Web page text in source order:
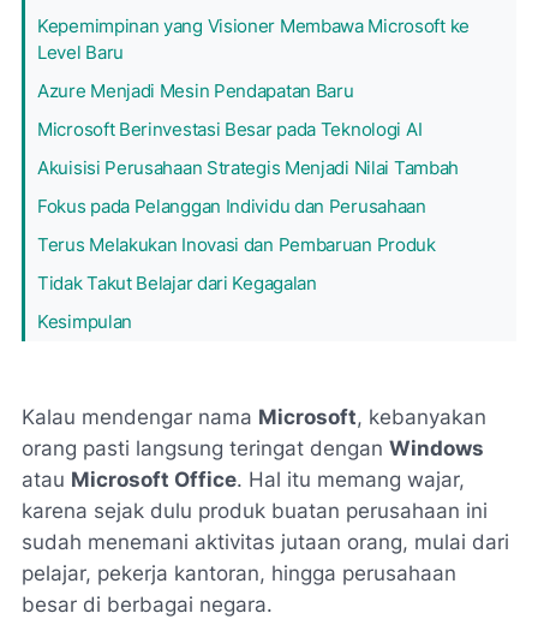
Kepemimpinan yang Visioner Membawa Microsoft ke
Level Baru
Azure Menjadi Mesin Pendapatan Baru
Microsoft Berinvestasi Besar pada Teknologi AI
Akuisisi Perusahaan Strategis Menjadi Nilai Tambah
Fokus pada Pelanggan Individu dan Perusahaan
Terus Melakukan Inovasi dan Pembaruan Produk
Tidak Takut Belajar dari Kegagalan
Kesimpulan
Kalau mendengar nama Microsoft, kebanyakan
orang pasti langsung teringat dengan Windows
atau Microsoft Office. Hal itu memang wajar,
karena sejak dulu produk buatan perusahaan ini
sudah menemani aktivitas jutaan orang, mulai dari
pelajar, pekerja kantoran, hingga perusahaan
besar di berbagai negara.